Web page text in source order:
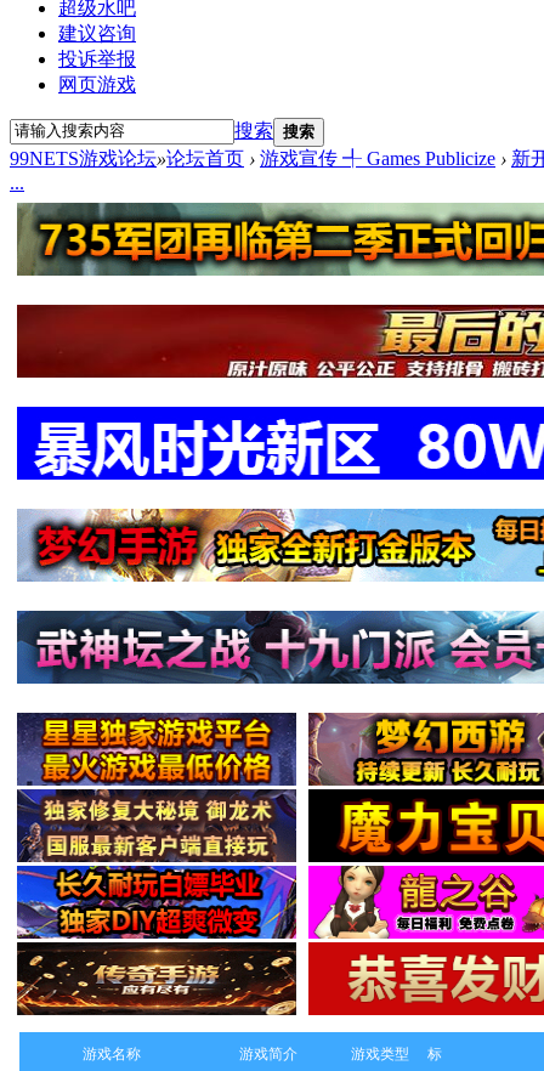
超级水吧
建议咨询
投诉举报
网页游戏
搜索 搜索
99NETS游戏论坛»论坛首页 › 游戏宣传 ╃ Games Publicize › 新
...